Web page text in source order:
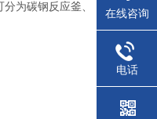
为碳钢反应釜、
在线咨询
电话